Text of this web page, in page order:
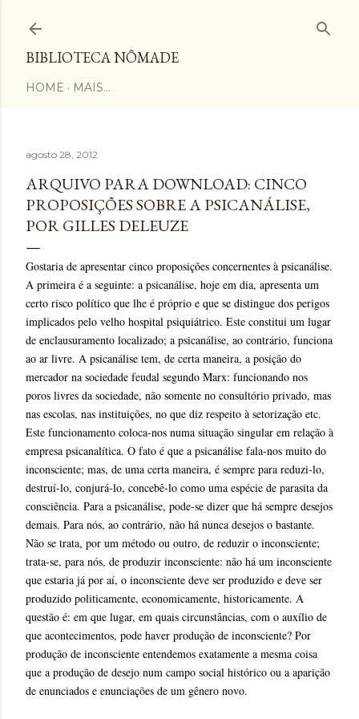
BIBLIOTECA NÔMADE
HOME MAIS…
agosto 28, 2012
ARQUIVO PARA DOWNLOAD: CINCO
PROPOSIÇÕES SOBRE A PSICANÁLISE,
POR GILLES DELEUZE
Gostaria de apresentar cinco proposições concernentes à psicanálise.
A primeira é a seguinte: a psicanálise, hoje em dia, apresenta um
certo risco político que lhe é próprio e que se distingue dos perigos
implicados pelo velho hospital psiquiátrico. Este constitui um lugar
de enclausuramento localizado; a psicanálise, ao contrário, funciona
ao ar livre. A psicanálise tem, de certa maneira, a posição do
mercador na sociedade feudal segundo Marx: funcionando nos
poros livres da sociedade, não somente no consultório privado, mas
nas escolas, nas instituições, no que diz respeito à setorização etc.
Este funcionamento coloca-nos numa situação singular em relação à
empresa psicanalítica. O fato é que a psicanálise fala-nos muito do
inconsciente; mas, de uma certa maneira, é sempre para reduzi-lo,
destruí-lo, conjurá-lo, concebê-lo como uma espécie de parasita da
consciência. Para a psicanálise, pode-se dizer que há sempre desejos
demais. Para nós, ao contrário, não há nunca desejos o bastante.
Não se trata, por um método ou outro, de reduzir o inconsciente;
trata-se, para nós, de produzir inconsciente: não há um inconsciente
que estaria já por aí, o inconsciente deve ser produzido e deve ser
produzido politicamente, economicamente, historicamente. A
questão é: em que lugar, em quais circunstâncias, com o auxílio de
que acontecimentos, pode haver produção de inconsciente? Por
produção de inconsciente entendemos exatamente a mesma coisa
que a produção de desejo num campo social histórico ou a aparição
de enunciados e enunciações de um gênero novo.